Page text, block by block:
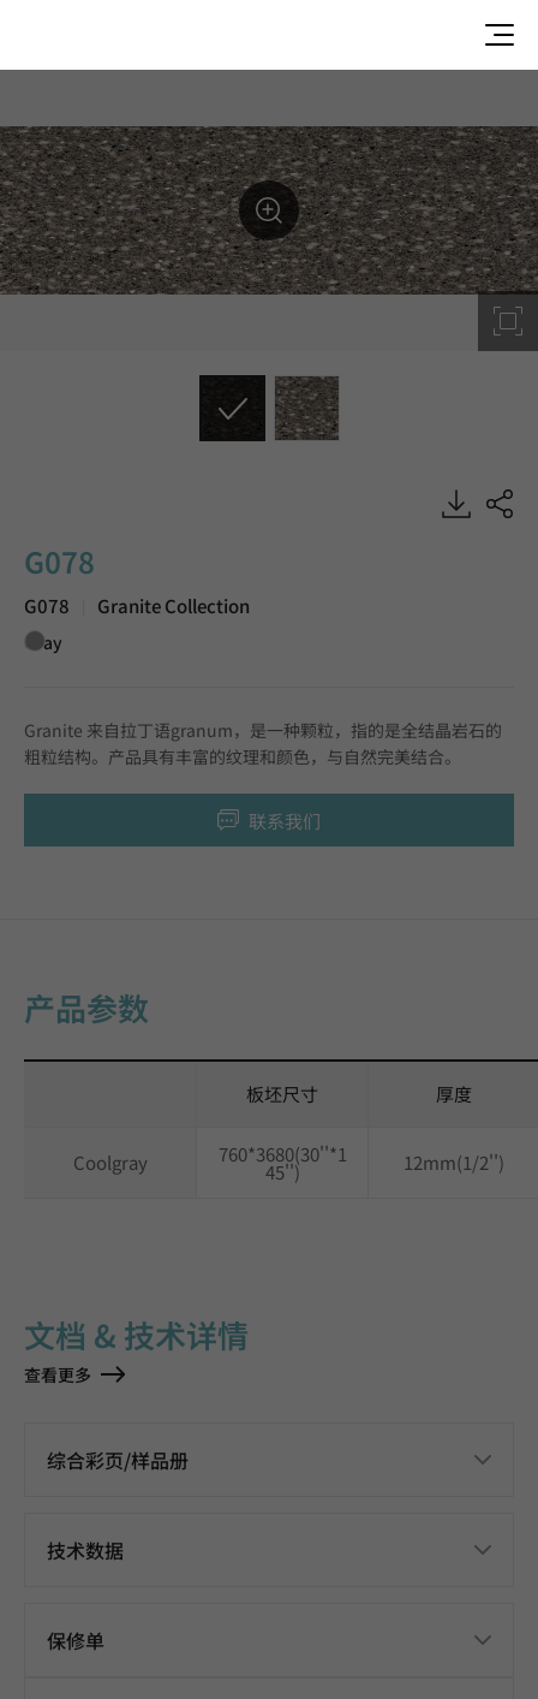
G078
G078 Granite Collection
Gray
Granite 来自拉丁语granum，是一种颗粒，指的是全结晶岩石的
粗粒结构。产品具有丰富的纹理和颜色，与自然完美结合。
联系我们
产品参数
板坯尺寸 厚度
Coolgray 760*3680(30''*1
45'') 12mm(1/2'')
文档 & 技术详情
查看更多
综合彩页/样品册
技术数据
保修单